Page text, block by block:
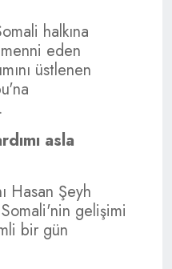
halkına
eden
üstlenen
asla
Hasan Şeyh
gelişimi
bir gün